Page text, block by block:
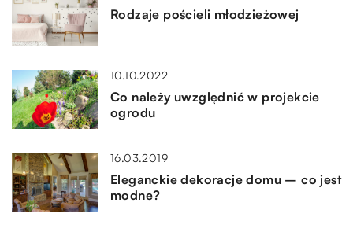
Rodzaje pościeli młodzieżowej
10.10.2022
Co należy uwzględnić w projekcie
ogrodu
16.03.2019
Eleganckie dekoracje domu – co jest
modne?